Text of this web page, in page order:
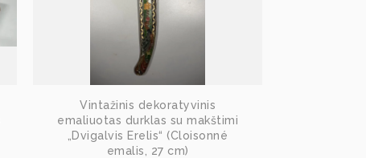
Vintažinis dekoratyvinis
emaliuotas durklas su makštimi
„Dvigalvis Erelis“ (Cloisonné
emalis, 27 cm)